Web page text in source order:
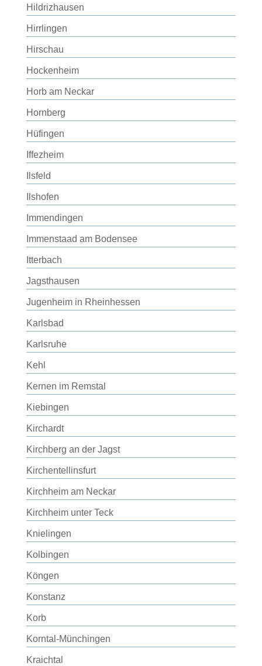
Hildrizhausen
Hirrlingen
Hirschau
Hockenheim
Horb am Neckar
Hornberg
Hüfingen
Iffezheim
Ilsfeld
Ilshofen
Immendingen
Immenstaad am Bodensee
Itterbach
Jagsthausen
Jugenheim in Rheinhessen
Karlsbad
Karlsruhe
Kehl
Kernen im Remstal
Kiebingen
Kirchardt
Kirchberg an der Jagst
Kirchentellinsfurt
Kirchheim am Neckar
Kirchheim unter Teck
Knielingen
Kolbingen
Köngen
Konstanz
Korb
Korntal-Münchingen
Kraichtal